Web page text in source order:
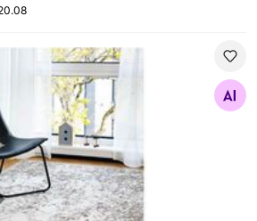
DUO vaip Maramaa beige